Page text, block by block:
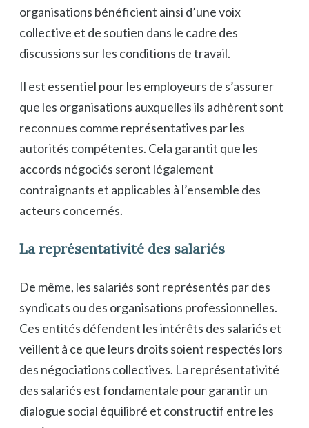
organisations bénéficient ainsi d’une voix
collective et de soutien dans le cadre des
discussions sur les conditions de travail.
Il est essentiel pour les employeurs de s’assurer
que les organisations auxquelles ils adhèrent sont
reconnues comme représentatives par les
autorités compétentes. Cela garantit que les
accords négociés seront légalement
contraignants et applicables à l’ensemble des
acteurs concernés.
La représentativité des salariés
De même, les salariés sont représentés par des
syndicats ou des organisations professionnelles.
Ces entités défendent les intérêts des salariés et
veillent à ce que leurs droits soient respectés lors
des négociations collectives. La représentativité
des salariés est fondamentale pour garantir un
dialogue social équilibré et constructif entre les